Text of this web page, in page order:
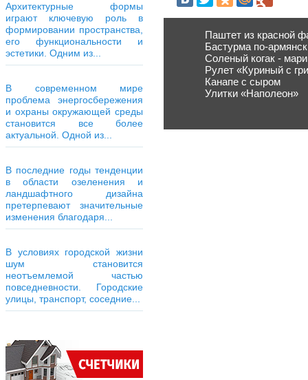
Архитектурные формы
играют ключевую роль в
формировании пространства,
его функциональности и
эстетики. Одним из...
В современном мире
проблема энергосбережения
и охраны окружающей среды
становится все более
актуальной. Одной из...
В последние годы тенденции
в области озеленения и
ландшафтного дизайна
претерпевают значительные
изменения благодаря...
В условиях городской жизни
шум становится
неотъемлемой частью
повседневности. Городские
улицы, транспорт, соседние...
Паштет из красной
Бастурма по-
Соленый когак -
Рулет «Куриный с
Канапе с сыром
Улитки «Наполеон»